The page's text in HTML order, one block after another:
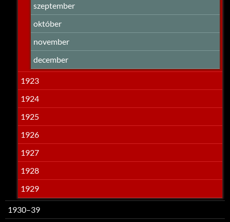
szeptember
október
november
december
1923
1924
1925
1926
1927
1928
1929
1930–39